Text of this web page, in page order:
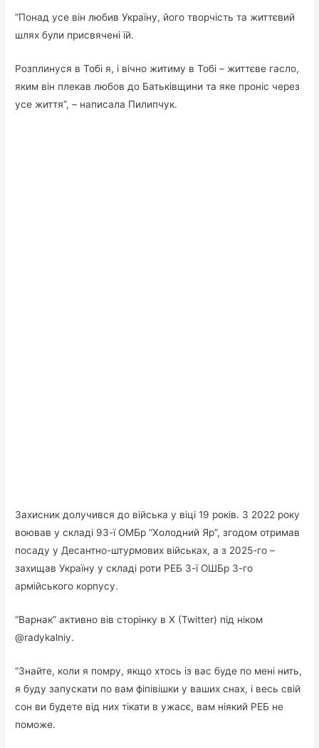
“Понад усе він любив Україну, його творчість та життєвий
шлях були присвячені їй.
Розплинуся в Тобі я, і вічно житиму в Тобі – життєве гасло,
яким він плекав любов до Батьківщини та яке проніс через
усе життя”, – написала Пилипчук.
Захисник долучився до війська у віці 19 років. З 2022 року
воював у складі 93-ї ОМБр “Холодний Яр”, згодом отримав
посаду у Десантно-штурмових військах, а з 2025-го –
захищав Україну у складі роти РЕБ 3-ї ОШБр 3-го
армійського корпусу.
“Варнак” активно вів сторінку в X (Twitter) під ніком
@radykalniy.
“Знайте, коли я помру, якщо хтось із вас буде по мені нить,
я буду запускати по вам фіпівішки у ваших снах, і весь свій
сон ви будете від них тікати в ужасє, вам ніякий РЕБ не
поможе.